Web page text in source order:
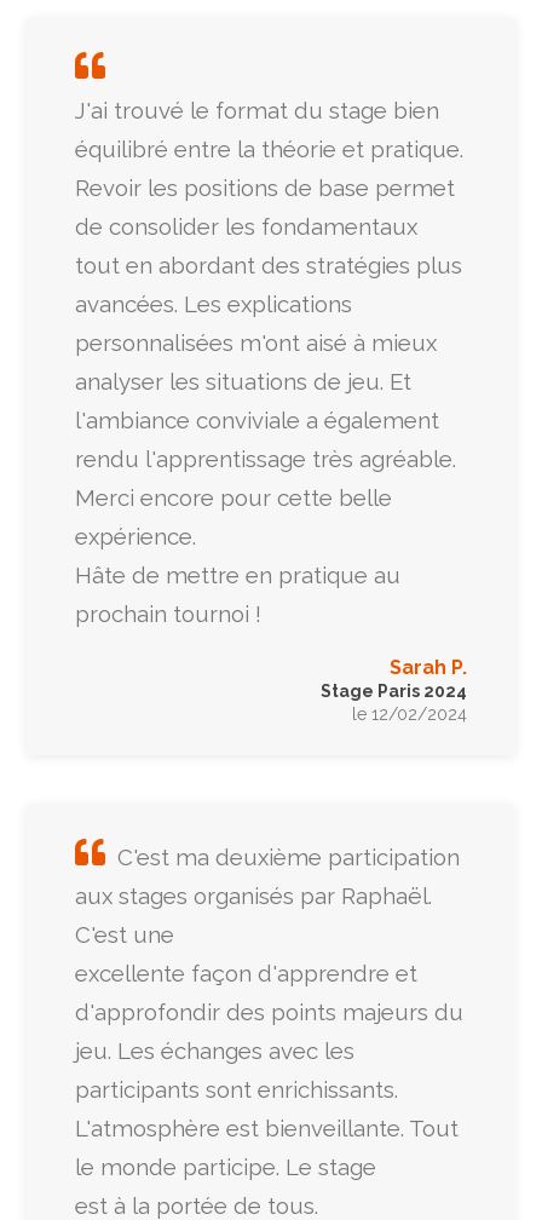
J'ai trouvé le format du stage bien
équilibré entre la théorie et pratique.
Revoir les positions de base permet
de consolider les fondamentaux
tout en abordant des stratégies plus
avancées. Les explications
personnalisées m'ont aisé à mieux
analyser les situations de jeu. Et
l'ambiance conviviale a également
rendu l'apprentissage très agréable.
Merci encore pour cette belle
expérience.
Hâte de mettre en pratique au
prochain tournoi !
Sarah P.
Stage Paris 2024
le 12/02/2024
C'est ma deuxième participation
aux stages organisés par Raphaël.
C'est une
excellente façon d'apprendre et
d'approfondir des points majeurs du
jeu. Les échanges avec les
participants sont enrichissants.
L'atmosphère est bienveillante. Tout
le monde participe. Le stage
est à la portée de tous.